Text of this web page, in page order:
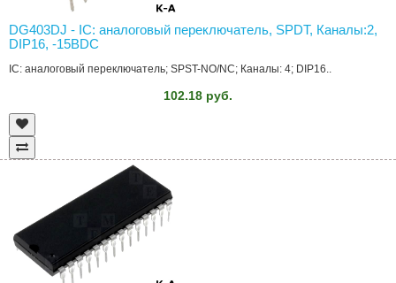
DG403DJ - IC: аналоговый переключатель, SPDT, Каналы:2,
DIP16, -15ВDC
IC: аналоговый переключатель; SPST-NO/NC; Каналы: 4; DIP16..
102.18 руб.